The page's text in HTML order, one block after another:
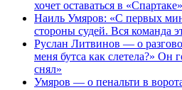
хочет оставаться в
Наиль Умяров: «С первых
стороны судей. Вся команда
Руслан Литвинов — о
меня бутса как слетела?» Он
снял»
Умяров — о пенальти в